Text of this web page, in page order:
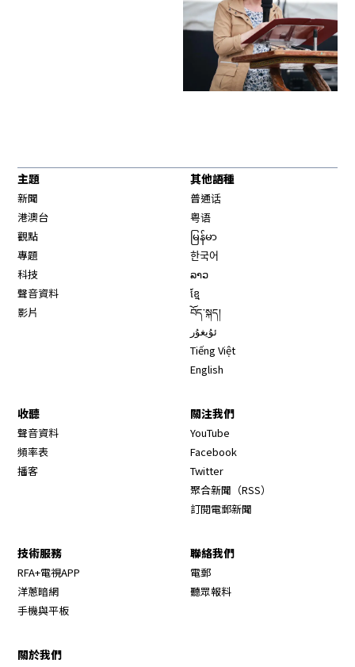
主題
新聞
港澳台
觀點
專題
科技
聲音資料
影片
其他語種
普通话
粤语
မြန်မာ
한국어
ລາວ
ខ្មែ
བོད་སྐད།
ئۇيغۇر
Tiếng Việt
English
收聽
聲音資料
頻率表
播客
關注我們
YouTube
Facebook
Twitter
聚合新聞（RSS）
訂閱電郵新聞
技術服務
RFA+電視APP
洋蔥暗網
手機與平板
聯絡我們
電郵
聽眾報料
關於我們